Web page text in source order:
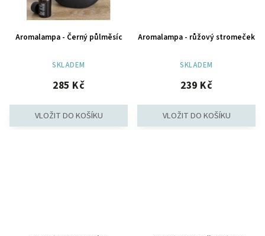
Aromalampa - Černý půlměsíc
SKLADEM
285 Kč
Aromalampa - růžový stromeček
SKLADEM
239 Kč